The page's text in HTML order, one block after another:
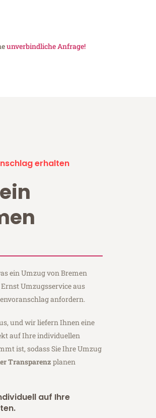
unverbindliche Anfrage!
erhalten
ein Umzug von Bremen
Umzugsservice aus
anfordern.
und wir liefern Ihnen eine
auf Ihre individuellen
ist, sodass Sie Ihre Umzug
Transparenz planen
auf Ihre